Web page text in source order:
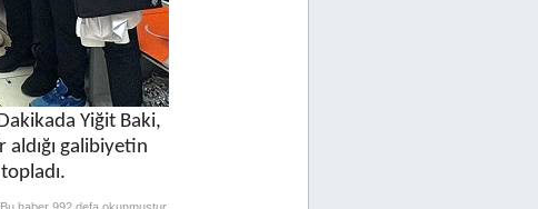
Yiğit Baki,
galibiyetin